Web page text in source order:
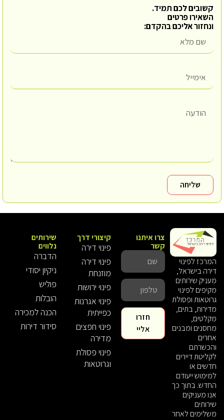
קשובים לכם תמיד.
השאירו פרטים
ונחזור אליכם בהקדם:
שליחה
המרכז לפינוי
דירה בישראל,
מעניק שירותים
מקיפים לפינוי
גרוטאות ופסולת
מדירות, בתים,
מקלטים,
מחסנים ומבנים
אחרים
והכשרתם
לקליטת דיירים
חדשים או
למימוש ייעודם
החדש. בתוך כך
אנו מעניקים
שירותים
משלימים לאחר
קיצורי דרך
פינוי דירה
פינוי דירה
מוזנחת
פינוי ירושות
פינוי אגרנות
כפייתית
פינוי חפצים
מדירה
פינוי פסולת
וגרוטאות
שירותים
נלווים
הדברה
ניקיון יסודי
פוליש
הובלות
הכנה למכירה
סידור דירות
צרו איתנו
קשר
חזרו
אליי